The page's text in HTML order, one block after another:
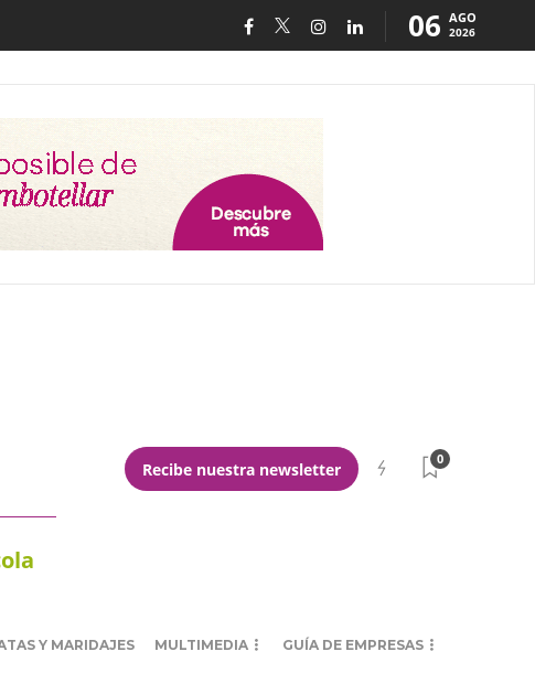
06 AGO
2026
Recibe nuestra newsletter
0
Y MARIDAJES MULTIMEDIA GUÍA DE EMPRESAS